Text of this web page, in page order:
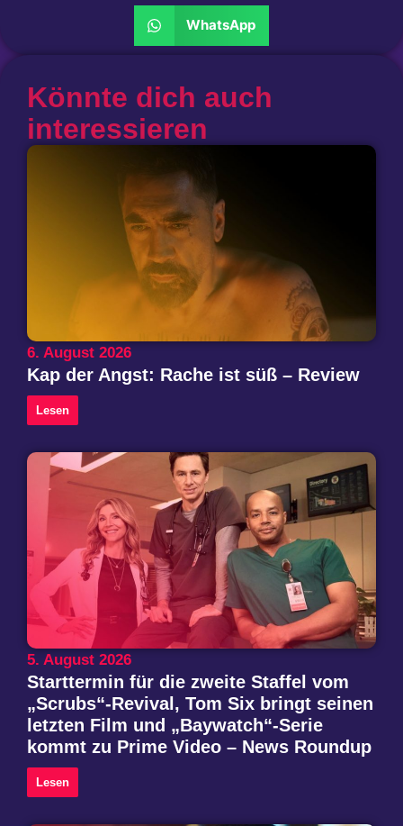
WhatsApp
Könnte dich auch
interessieren
6. August 2026
Kap der Angst: Rache ist süß – Review
Lesen
5. August 2026
Starttermin für die zweite Staffel vom
„Scrubs“-Revival, Tom Six bringt seinen
letzten Film und „Baywatch“-Serie
kommt zu Prime Video – News Roundup
Lesen